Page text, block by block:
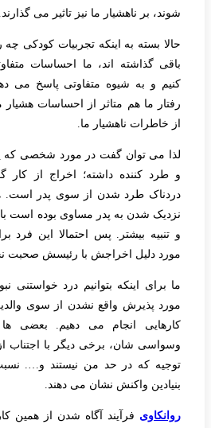
شوند، بر ناهشیار ما نیز تاثیر می گذارند.
حالا بسته به اینکه تجربیات کودکی چه
باقی گذاشته اند، ما احساسات
کنیم و به شیوه متفاوتی پاسخ می
رفتار ما هم متاثر از احساسات
از خاطرات ناهشیار ما.
لذا می توان گفت در مورد شخصی
و طرد کننده داشته؛ اخراج از کار
دردناک طرد شدن از سوی پدر است.
نزدیک شدن به پدر مساوی بوده است
و تنبیه بیشتر. پس احتمالا این فرد
مورد دلیل اخراجش با رئیسش صحبت
ما برای اینکه بتوانیم درد خواستنی
مورد پذیرش واقع نشدن از سوی
کارهایی انجام می دهیم. بعضی ها
وسواسی شان، برخی دیگر با اجتناب از
توجیه که در حد من نیستند و….
بنیادین واکنش نشان می دهند.
روانکاوی فرآیند آگاه شدن از همین